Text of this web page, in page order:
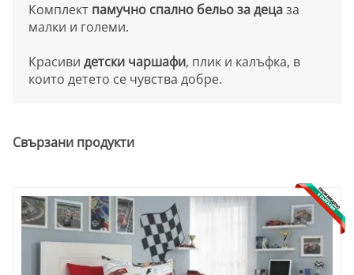
Комплект памучно спално бельо за децаза
малки и големи.
Красиви детски чаршафи, плик и калъфка, в
които детето се чувства добре.
Свързани продукти